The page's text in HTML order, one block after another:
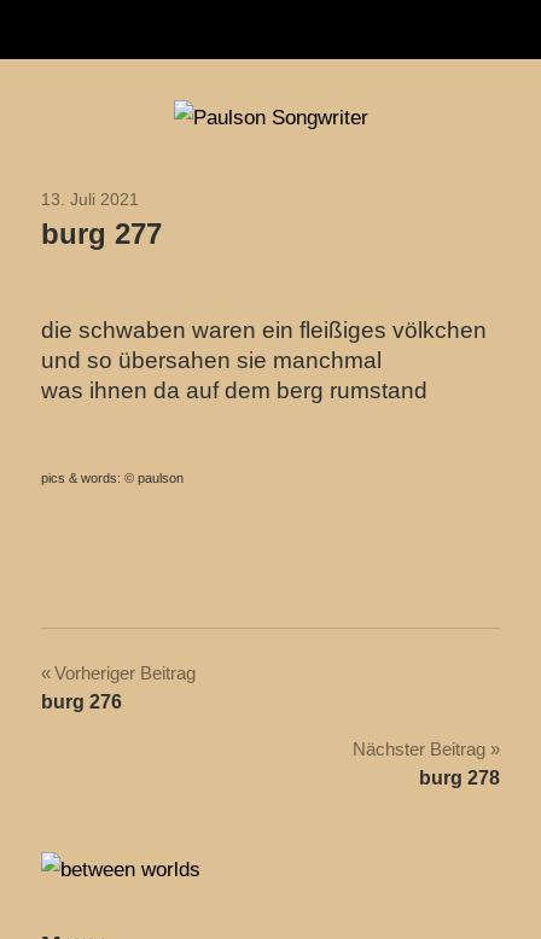
Paulson
13. Juli 2021
burg 277
die schwaben waren ein fleißiges völkchen
und so übersahen sie manchmal
was ihnen da auf dem berg rumstand
pics & words: © paulson
Beitragsnavigation
Vorheriger Beitrag
burg 276
Nächster Beitrag
burg 278